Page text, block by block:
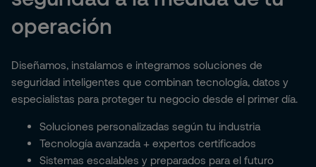
operación
Diseñamos, instalamos e integramos soluciones de
seguridad inteligentes que combinan tecnología, datos y
especialistas para proteger tu negocio desde el primer día.
Soluciones personalizadas según tu industria
Tecnología avanzada + expertos certificados
Sistemas escalables y preparados para el futuro